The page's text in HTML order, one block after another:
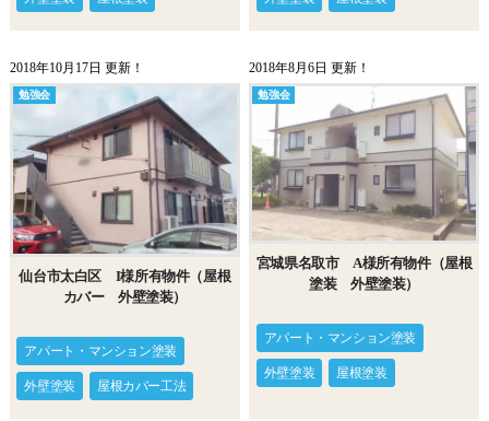
2018年10月17日 更新！
勉強会
仙台市太白区 I様所有物件（屋根
カバー 外壁塗装）
アパート・マンション塗装
外壁塗装 屋根カバー工法
2018年8月6日 更新！
勉強会
宮城県名取市 A様所有物件（屋根
塗装 外壁塗装）
アパート・マンション塗装
外壁塗装 屋根塗装